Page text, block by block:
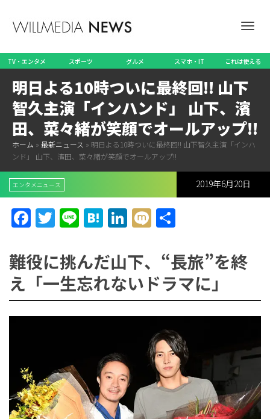
ビ
シ
TV・エンタメ スポーツ グルメ スマホ・IT これは使える
明日よる10時ついに最終回!! 山下
智久主演「インハンド」 山下、濱
田、菜々緒が笑顔でオールアップ!!
ホーム » 最新ニュース » 明日よる10時ついに最終回!! 山下智久主演「インハ
ンド」 山下、濱田、菜々緒が笑顔でオールアップ!!
エンタメニュース 2019年6月20日
Facebook
Twitter
LineHatena
LinkedIn
Mixi
難役に挑んだ山下、“長旅”を終
え「一生忘れないドラマに」